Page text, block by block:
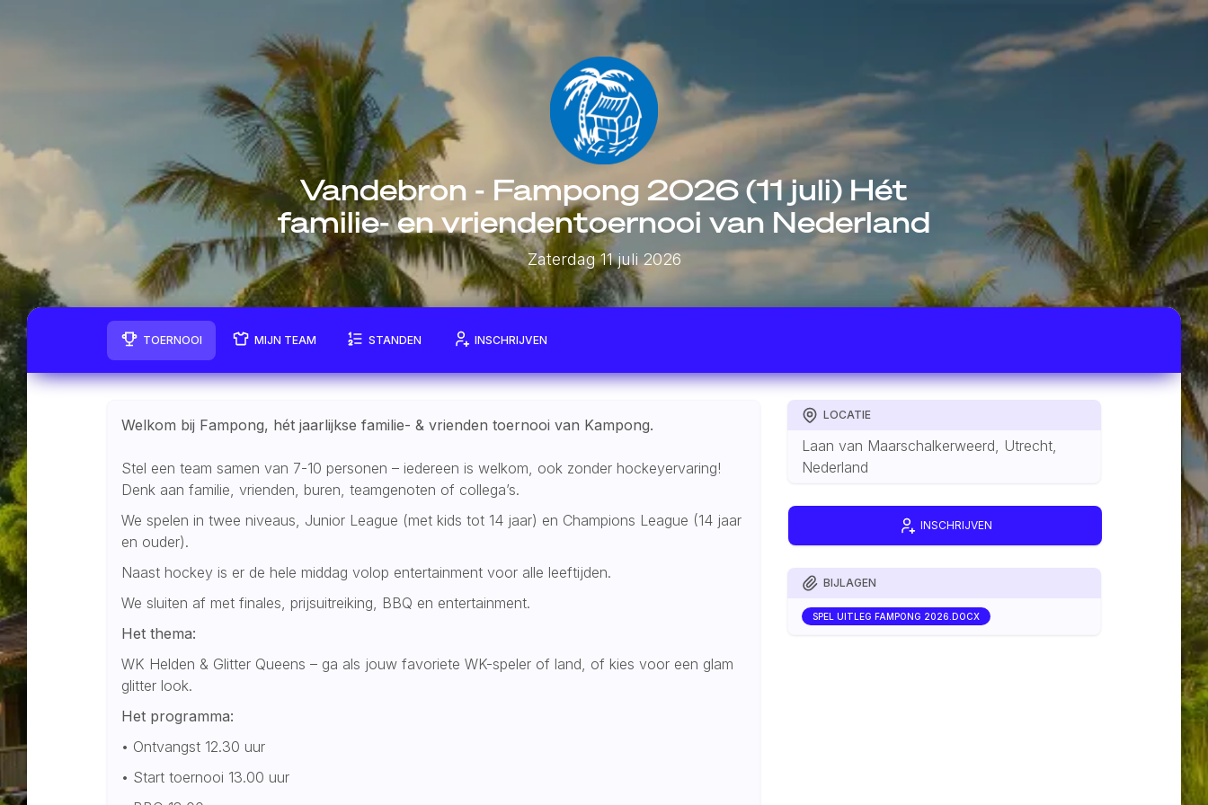
Vandebron - Fampong 2026 (11 juli) Hét
familie- en vriendentoernooi van Nederland
Zaterdag 11 juli 2026
TOERNOOI MIJN TEAM STANDEN INSCHRIJVEN
Welkom bij Fampong, hét jaarlijkse familie- & vrienden toernooi van Kampong.
Stel een team samen van 7-10 personen – iedereen is welkom, ook zonder hockeyervaring!
Denk aan familie, vrienden, buren, teamgenoten of collega’s.
We spelen in twee niveaus, Junior League (met kids tot 14 jaar) en Champions League (14 jaar
en ouder).
Naast hockey is er de hele middag volop entertainment voor alle leeftijden.
We sluiten af met finales, prijsuitreiking, BBQ en entertainment.
Het thema:
WK Helden & Glitter Queens – ga als jouw favoriete WK-speler of land, of kies voor een glam
glitter look.
Het programma:
•⁠ ⁠Ontvangst 12.30 uur
•⁠ ⁠Start toernooi 13.00 uur
LOCATIE
Laan van Maarschalkerweerd, Utrecht,
Nederland
INSCHRIJVEN
BIJLAGEN
SPEL UITLEG FAMPONG 2026.DOCX